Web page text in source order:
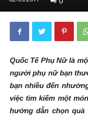
Quốc Tế Phụ Nữ là
người phụ nữ bạn
bạn nhiều đến
việc tìm kiếm một
hướng dẫn chọn quà